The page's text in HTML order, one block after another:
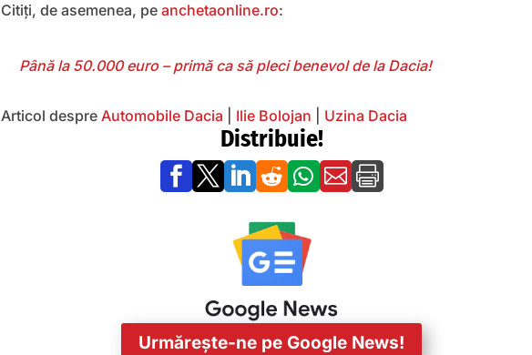
Citiți, de asemenea, pe anchetaonline.ro:
Până la 50.000 euro – primă ca să pleci benevol de la Dacia!
Articol despre Automobile Dacia Ilie Bolojan Uzina Dacia
Distribuie!
      
Urmărește-ne pe Google News!